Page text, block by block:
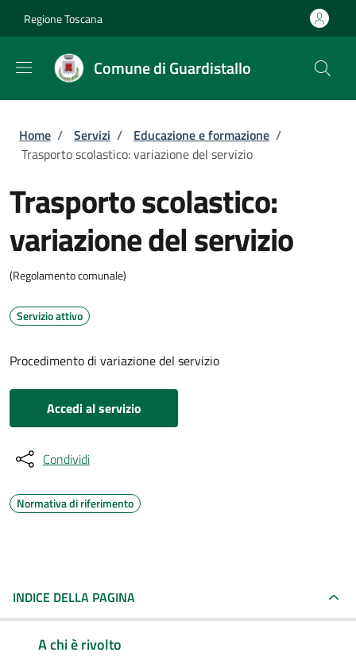
Regione Toscana
Comune di Guardistallo
Briciole di pane
Home / Servizi / Educazione e formazione /
Trasporto scolastico: variazione del servizio
Trasporto scolastico:
variazione del servizio
(Regolamento comunale)
Servizio attivo
Procedimento di variazione del servizio
Accedi al servizio
Condividi
Normativa di riferimento
INDICE DELLA PAGINA
A chi è rivolto